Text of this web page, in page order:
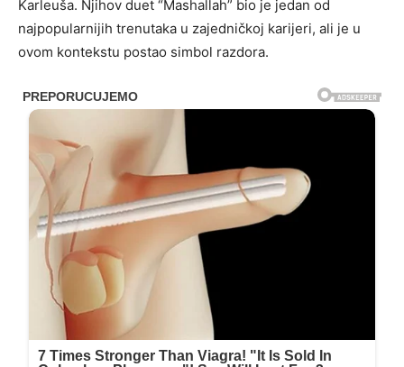
Karleuša. Njihov duet “Mashallah” bio je jedan od
najpopularnijih trenutaka u zajedničkoj karijeri, ali je u
ovom kontekstu postao simbol razdora.